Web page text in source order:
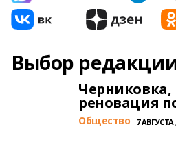
Выбор
Черниковка,
реновация
Общество 7 АВГУСТА